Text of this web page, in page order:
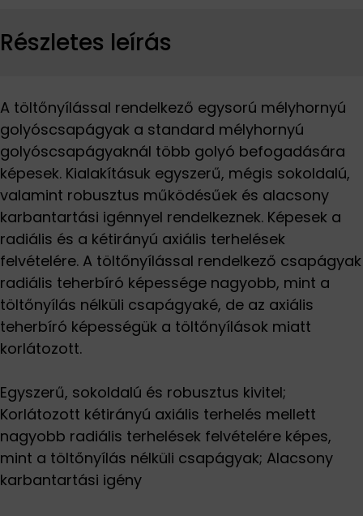
Részletes leírás
A töltőnyílással rendelkező egysorú mélyhornyú
golyóscsapágyak a standard mélyhornyú
golyóscsapágyaknál több golyó befogadására
képesek. Kialakításuk egyszerű, mégis sokoldalú,
valamint robusztus működésűek és alacsony
karbantartási igénnyel rendelkeznek. Képesek a
radiális és a kétirányú axiális terhelések
felvételére. A töltőnyílással rendelkező csapágyak
radiális teherbíró képessége nagyobb, mint a
töltőnyílás nélküli csapágyaké, de az axiális
teherbíró képességük a töltőnyílások miatt
korlátozott.
Egyszerű, sokoldalú és robusztus kivitel;
Korlátozott kétirányú axiális terhelés mellett
nagyobb radiális terhelések felvételére képes,
mint a töltőnyílás nélküli csapágyak; Alacsony
karbantartási igény